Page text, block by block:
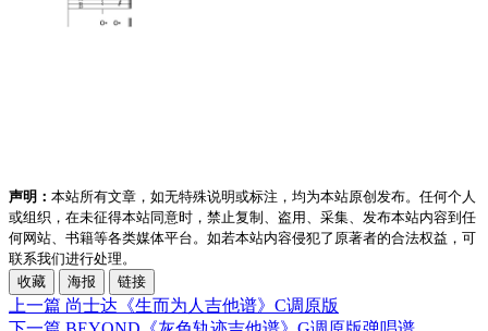
声明： 本站所有文章，如无特殊说明或标注，均为本站原创发布。任何个人
或组织，在未征得本站同意时，禁止复制、盗用、采集、发布本站内容到任
何网站、书籍等各类媒体平台。如若本站内容侵犯了原著者的合法权益，可
联系我们进行处理。
收藏
海报 链接
上一篇 尚士达《生而为人吉他谱》C调原版